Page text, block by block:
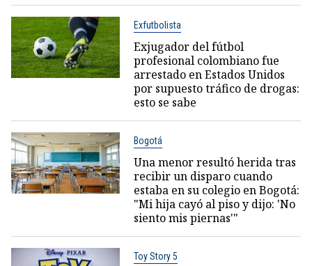
Exfutbolista
Exjugador del fútbol
profesional colombiano fue
arrestado en Estados Unidos
por supuesto tráfico de drogas:
esto se sabe
Bogotá
Una menor resultó herida tras
recibir un disparo cuando
estaba en su colegio en Bogotá:
"Mi hija cayó al piso y dijo: 'No
siento mis piernas'"
Toy Story 5